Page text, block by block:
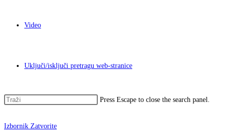
Video
Uključi/isključi pretragu web-stranice
Press Escape to close the search panel.
Izbornik Zatvorite